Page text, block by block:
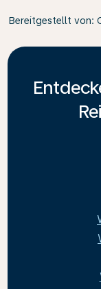
Bereitgestellt von: